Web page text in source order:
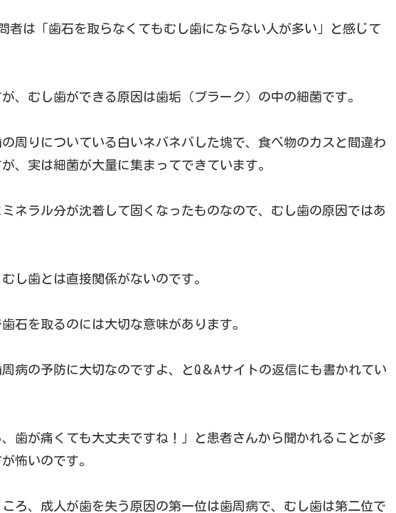
者は「歯石を取らなくてもむし歯にならない人が多い」と感じて
、むし歯ができる原因は歯垢（プラーク）の中の細菌です。
周りについている白いネバネバした塊で、食べ物のカスと間違わ
、実は細菌が大量に集まってできています。
ネラル分が沈着して固くなったものなので、むし歯の原因ではあ
し歯とは直接関係がないのです。
石を取るのには大切な意味があります。
病の予防に大切なのですよ、とQ＆Aサイトの返信にも書かれてい
、歯が痛くても大丈夫ですね！」と患者さんから聞かれることが多
怖いのです。
ろ、成人が歯を失う原因の第一位は歯周病で、むし歯は第二位で